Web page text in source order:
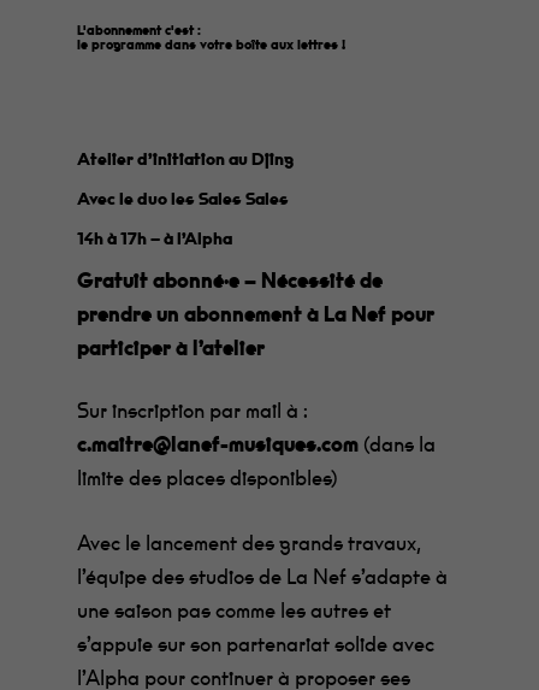
L'abonnement c'est :
le programme dans votre boîte aux lettres !
Atelier d’initiation au Djing
Avec le duo les Sales Sales
14h à 17h – à l’Alpha
Gratuit abonné·e – Nécessité de
prendre un abonnement à La Nef pour
participer à l’atelier
Sur inscription par mail à :
c.maitre@lanef-musiques.com (dans la
limite des places disponibles)
Avec le lancement des grands travaux,
l’équipe des studios de La Nef s’adapte à
une saison pas comme les autres et
s’appuie sur son partenariat solide avec
l’Alpha pour continuer à proposer ses